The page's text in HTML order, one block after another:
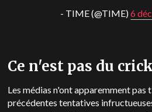
- TIME (@TIME)6
Ce n'est pas du
Les médias n'ont apparemment pas
précédentes tentatives